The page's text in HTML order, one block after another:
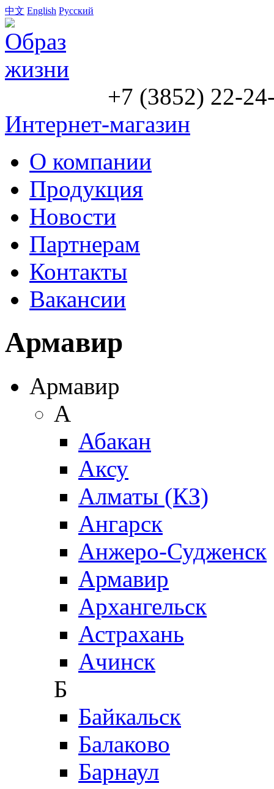
中文 English Русский
+7 (3852) 22-
Интернет-магазин
О компании
Продукция
Новости
Партнерам
Контакты
Вакансии
Армавир
Армавир
А
Абакан
Аксу
Алматы (КЗ)
Ангарск
Анжеро-Судженск
Армавир
Архангельск
Астрахань
Ачинск
Б
Байкальск
Балаково
Барнаул